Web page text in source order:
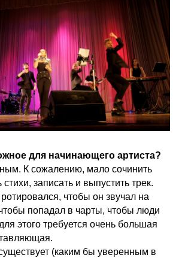
для начинающего артиста?
К сожалению, мало сочинить
стихи, записать и выпустить трек.
чтобы он звучал на
попадал в чарты, чтобы люди
этого требуется очень большая
(каким бы уверенным в